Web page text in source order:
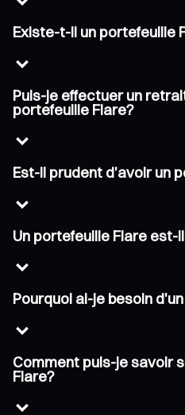
Existe-t-il un portefeuille
Puis-je effectuer un
portefeuille Flare?
Est-il prudent d'avoir un
Un portefeuille Flare est-
Pourquoi ai-je besoin
Comment puis-je savoir
Flare?